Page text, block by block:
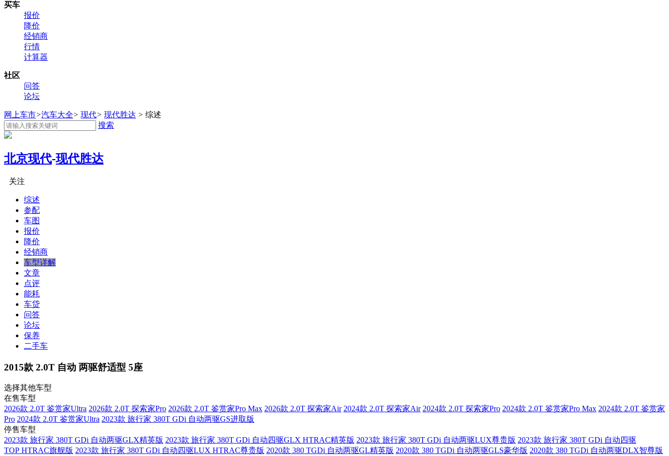
买车
报价
降价
经销商
行情
计算器
社区
问答
论坛
网上车市>汽车大全> 现代> 现代胜达 > 综述
搜索
北京现代-现代胜达
关注
综述
参配
车图
报价
降价
经销商
车型详解
文章
点评
能耗
车贷
问答
论坛
保养
二手车
2015款 2.0T 自动 两驱舒适型 5座
选择其他车型
在售车型
2026款 2.0T 鉴赏家Ultra 2026款 2.0T 探索家Pro 2026款 2.0T 鉴赏家Pro Max 2026款 2.0T 探索家Air 2024款 2.0T 探索家Air 2024款 2.0T 探索家Pro 2024款 2.0T 鉴赏家Pro Max 2024款 2.0T 鉴赏家
Pro 2024款 2.0T 鉴赏家Ultra 2023款 旅行家 380T GDi 自动两驱GS进取版
停售车型
2023款 旅行家 380T GDi 自动两驱GLX精英版 2023款 旅行家 380T GDi 自动四驱GLX HTRAC精英版 2023款 旅行家 380T GDi 自动两驱LUX尊贵版 2023款 旅行家 380T GDi 自动四驱
TOP HTRAC旗舰版 2023款 旅行家 380T GDi 自动四驱LUX HTRAC尊贵版 2020款 380 TGDi 自动两驱GL精英版 2020款 380 TGDi 自动两驱GLS豪华版 2020款 380 TGDi 自动两驱DLX智尊版